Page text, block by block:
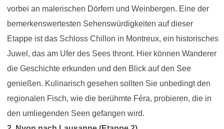
vorbei an malerischen Dörfern und Weinbergen. Eine der
bemerkenswertesten Sehenswürdigkeiten auf dieser
Etappe ist das Schloss Chillon in Montreux, ein historisches
Juwel, das am Ufer des Sees thront. Hier können Wanderer
die Geschichte erkunden und den Blick auf den See
genießen. Kulinarisch gesehen sollten Sie unbedingt den
regionalen Fisch, wie die berühmte Féra, probieren, die in
den umliegenden Seen gefangen wird.